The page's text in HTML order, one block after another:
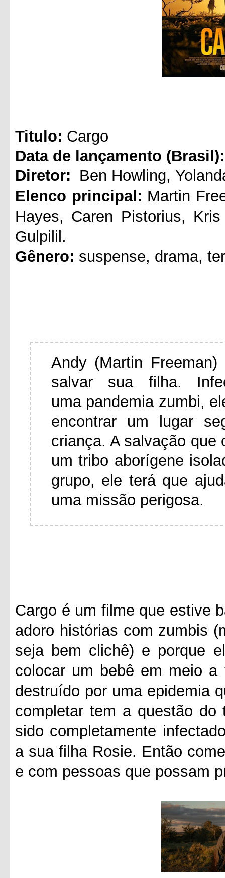
Titulo: Cargo
Data de lançamento (Brasil):
Diretor: Ben Howling,
Elenco principal: Martin
Hayes, Caren Pistorius,
Gulpilil.
Gênero: suspense, drama,
Andy (Martin
salvar sua filha.
uma pandemia zumbi,
encontrar um lugar
criança. A salvação que
um tribo aborígene
grupo, ele terá que
uma missão perigosa.
Cargo é um filme que estive
adoro histórias com zumbis
seja bem clichê) e porque
colocar um bebê em meio
destruído por uma epidemia
completar tem a questão
sido completamente
a sua filha Rosie. Então
e com pessoas que possam